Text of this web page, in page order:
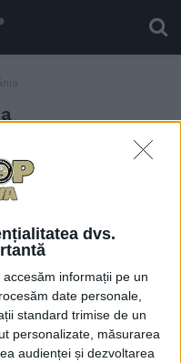
dvs.
informații pe un
date personale,
standard trimise de un
personalizate, măsurarea
audienței și dezvoltarea
veterinar Doru
la ”un Guvern
ministru al
oameni”:
cel puțin la
sînt unele solide
2025